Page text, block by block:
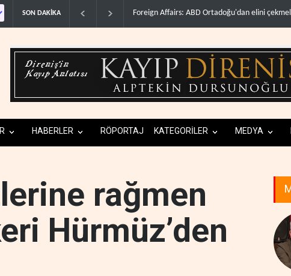
SON DAKİKA
ABD Ortadoğu'dan elini çekmeli.. Suudi Arabistan, Türkiye ve Pakistan ortak
HABERLER RÖPORTAJ KATEGORİLER MEDYA
rağmen
Hürmüz’den